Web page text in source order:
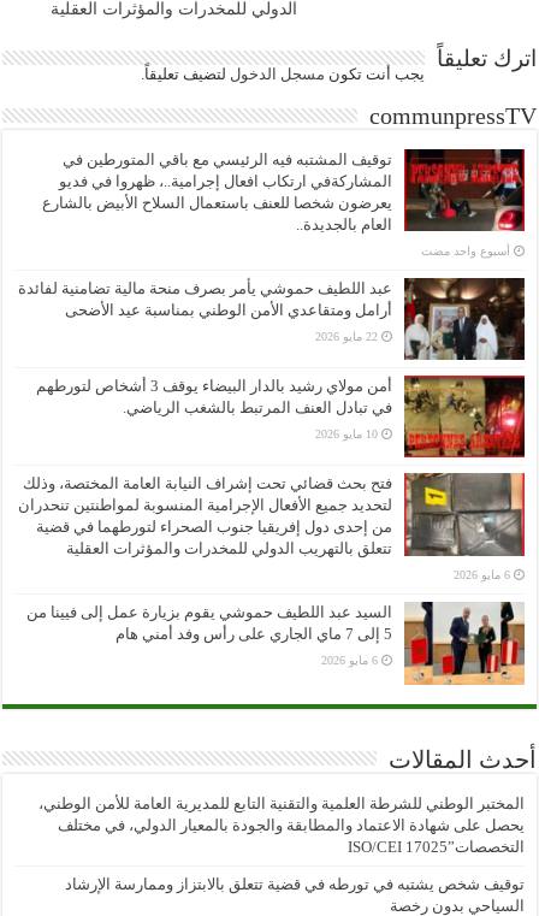
الدولي للمخدرات والمؤثرات العقلية
اترك تعليقاً
يجب أنت تكون مسجل الدخول لتضيف تعليقاً.
communpressTV
توقيف المشتبه فيه الرئيسي مع باقي المتورطين في
المشاركةفي ارتكاب افعال إجرامية..، ظهروا في فديو
يعرضون شخصا للعنف باستعمال السلاح الأبيض بالشارع
العام بالجديدة..
‏أسبوع واحد مضت
عبد اللطيف حموشي يأمر بصرف منحة مالية تضامنية لفائدة
أرامل ومتقاعدي الأمن الوطني بمناسبة عيد الأضحى
22 مايو 2026
أمن مولاي رشيد بالدار البيضاء يوقف 3 أشخاص لتورطهم
في تبادل العنف المرتبط بالشغب الرياضي.
10 مايو 2026
فتح بحث قضائي تحت إشراف النيابة العامة المختصة، وذلك
لتحديد جميع الأفعال الإجرامية المنسوبة لمواطنتين تنحدران
من إحدى دول إفريقيا جنوب الصحراء لتورطهما في قضية
تتعلق بالتهريب الدولي للمخدرات والمؤثرات العقلية
6 مايو 2026
السيد عبد اللطيف حموشي يقوم بزيارة عمل إلى فيينا من
5 إلى 7 ماي الجاري على رأس وفد أمني هام
6 مايو 2026
أحدث المقالات
المختبر الوطني للشرطة العلمية والتقنية التابع للمديرية العامة للأمن الوطني،
يحصل على شهادة الاعتماد والمطابقة والجودة بالمعيار الدولي، في مختلف
التخصصات”ISO/CEI 17025
توقيف شخص يشتبه في تورطه في قضية تتعلق بالابتزاز وممارسة الإرشاد
السياحي بدون رخصة